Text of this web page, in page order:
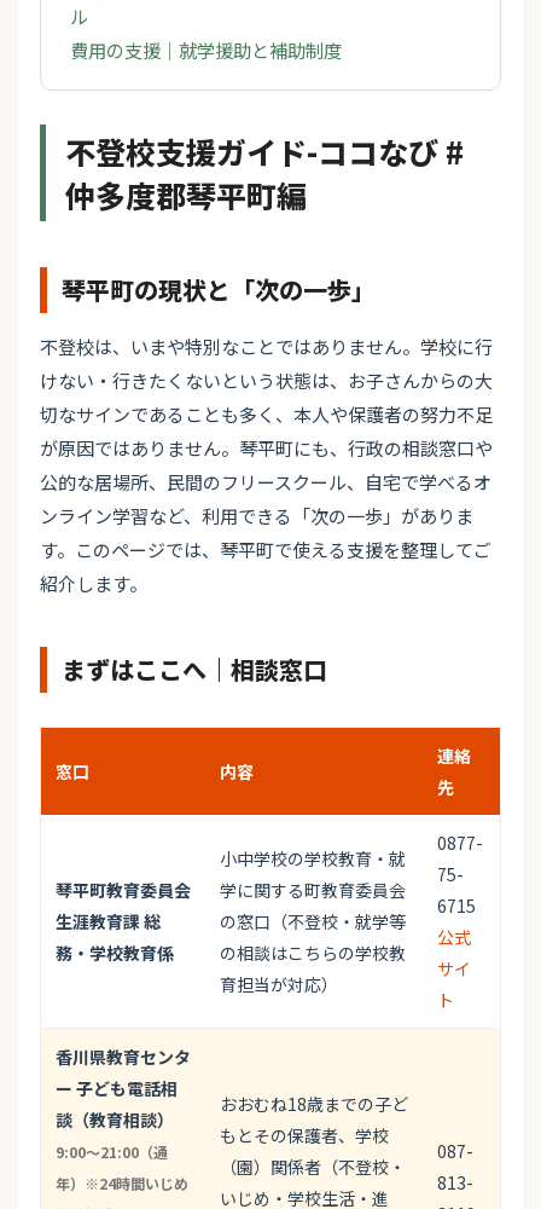
ル
費用の支援｜就学援助と補助制度
不登校支援ガイド-ココなび #
仲多度郡琴平町編
琴平町の現状と「次の一歩」
不登校は、いまや特別なことではありません。学校に行
けない・行きたくないという状態は、お子さんからの大
切なサインであることも多く、本人や保護者の努力不足
が原因ではありません。琴平町にも、行政の相談窓口や
公的な居場所、民間のフリースクール、自宅で学べるオ
ンライン学習など、利用できる「次の一歩」がありま
す。このページでは、琴平町で使える支援を整理してご
紹介します。
まずはここへ｜相談窓口
窓口 内容
連絡
先
琴平町教育委員会
生涯教育課 総
務・学校教育係
小中学校の学校教育・就
学に関する町教育委員会
の窓口（不登校・就学等
の相談はこちらの学校教
育担当が対応）
0877-
75-
6715
公式
サイ
ト
香川県教育センタ
ー 子ども電話相
談（教育相談）
9:00〜21:00（通
年）※24時間いじめ
おおむね18歳までの子ど
もとその保護者、学校
（園）関係者（不登校・
いじめ・学校生活・進
087-
813-